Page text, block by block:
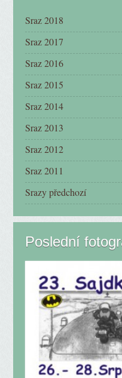
Sraz 2018
Sraz 2017
Sraz 2016
Sraz 2015
Sraz 2014
Sraz 2013
Sraz 2012
Sraz 2011
Srazy předchozí
Poslední